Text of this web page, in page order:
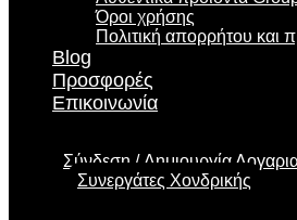
Όροι χρήσης
Πολιτική απορρήτου και
Blog
Προσφορές
Επικοινωνία
Σύνδεση
Δημιουργία
Συνεργάτες Χονδρικής